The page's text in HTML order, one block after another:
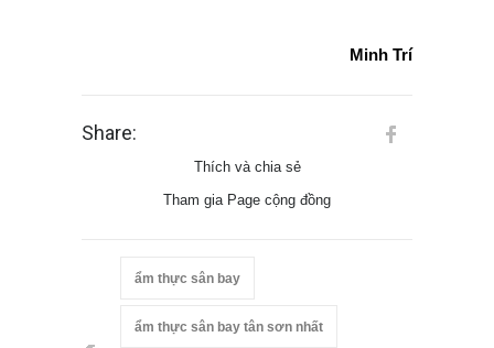
Minh Trí
Share:
Thích và chia sẻ
Tham gia Page cộng đồng
ẩm thực sân bay
ẩm thực sân bay tân sơn nhất